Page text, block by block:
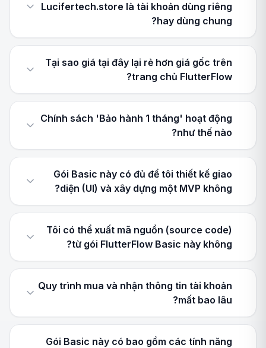
Lucifertech.store là tài khoản dùng riêng
hay dùng chung?
Tại sao giá tại đây lại rẻ hơn giá gốc trên
trang chủ FlutterFlow?
Chính sách 'Bảo hành 1 tháng' hoạt động
như thế nào?
Gói Basic này có đủ để tôi thiết kế giao
diện (UI) và xây dựng một MVP không?
Tôi có thể xuất mã nguồn (source code)
từ gói FlutterFlow Basic này không?
Quy trình mua và nhận thông tin tài khoản
mất bao lâu?
Gói Basic này có bao gồm các tính năng